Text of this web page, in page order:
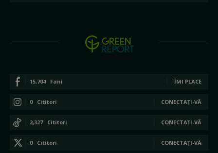
15,704 Fani ÎMI PLACE
0 Cititori CONECTAȚI-VĂ
2,327 Cititori CONECTAȚI-VĂ
0 Cititori CONECTAȚI-VĂ